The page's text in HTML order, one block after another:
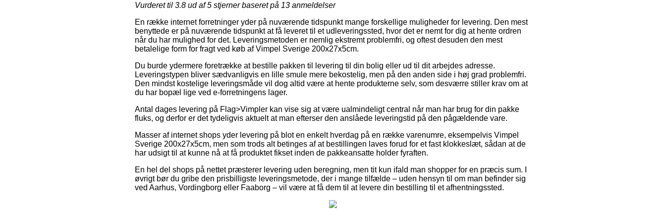
Vurderet til 3.8 ud af 5 stjerner baseret på 13 anmeldelser
En række internet forretninger yder på nuværende tidspunkt mange forskellige muligheder for levering. Den mest
benyttede er på nuværende tidspunkt at få leveret til et udleveringssted, hvor det er nemt for dig at hente ordren
når du har mulighed for det. Leveringsmetoden er nemlig ekstremt problemfri, og oftest desuden den mest
betalelige form for fragt ved køb af Vimpel Sverige 200x27x5cm.
Du burde ydermere foretrække at bestille pakken til levering til din bolig eller ud til dit arbejdes adresse.
Leveringstypen bliver sædvanligvis en lille smule mere bekostelig, men på den anden side i høj grad problemfri.
Den mindst kostelige leveringsmåde vil dog altid være at hente produkterne selv, som desværre stiller krav om at
du har bopæl lige ved e-forretningens lager.
Antal dages levering på Flag>Vimpler kan vise sig at være ualmindeligt central når man har brug for din pakke
fluks, og derfor er det tydeligvis aktuelt at man efterser den anslåede leveringstid på den pågældende vare.
Masser af internet shops yder levering på blot en enkelt hverdag på en række varenumre, eksempelvis Vimpel
Sverige 200x27x5cm, men som trods alt betinges af at bestillingen laves forud for et fast klokkeslæt, sådan at de
har udsigt til at kunne nå at få produktet fikset inden de pakkeansatte holder fyraften.
En hel del shops på nettet præsterer levering uden beregning, men tit kun ifald man shopper for en præcis sum. I
øvrigt bør du gribe den prisbilligste leveringsmetode, der i mange tilfælde – uden hensyn til om man befinder sig
ved Aarhus, Vordingborg eller Faaborg – vil være at få dem til at levere din bestilling til et afhentningssted.